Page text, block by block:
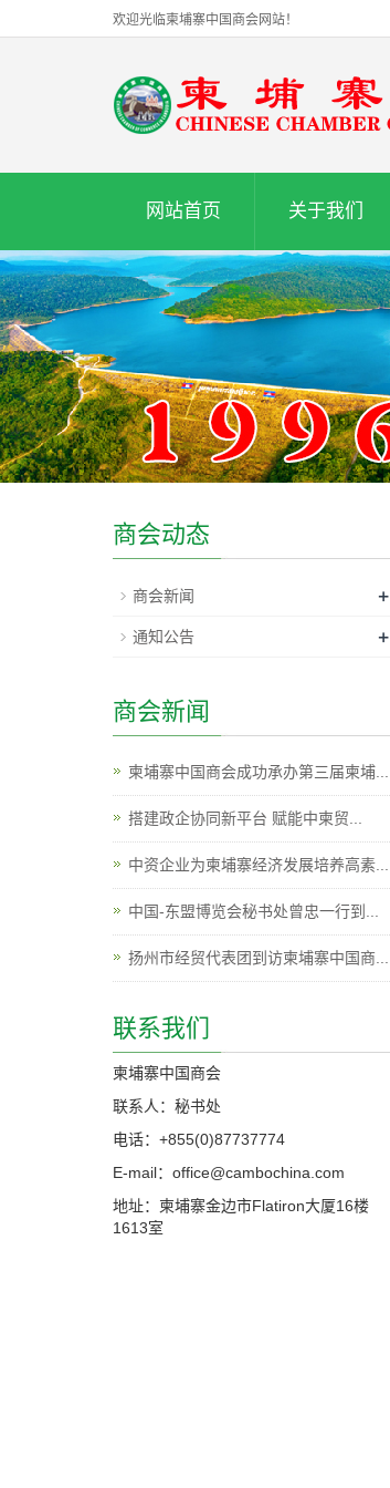
欢迎光临柬埔寨中国商会网站！
网站首页 关于我们
商会动态
商会新闻 +
通知公告 +
商会新闻
柬埔寨中国商会成功承办第三届柬埔...
搭建政企协同新平台 赋能中柬贸...
中资企业为柬埔寨经济发展培养高素...
中国-东盟博览会秘书处曾忠一行到...
扬州市经贸代表团到访柬埔寨中国商...
联系我们
柬埔寨中国商会
联系人：秘书处
电话：+855(0)87737774
E-mail：office@cambochina.com
地址：柬埔寨金边市Flatiron大厦16楼
1613室